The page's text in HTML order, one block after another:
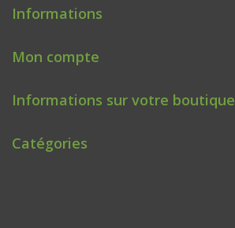
Informations
Mon compte
Informations sur votre boutique
Catégories